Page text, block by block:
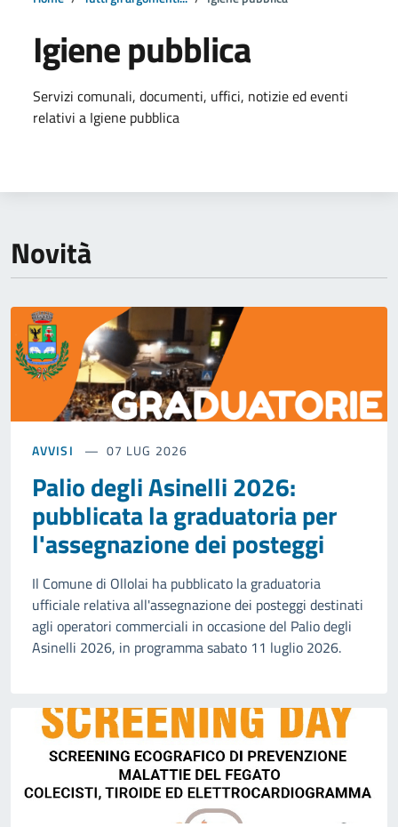
Igiene pubblica
Dettagli della notizia
Servizi comunali, documenti, uffici, notizie ed eventi
relativi a Igiene pubblica
Novità
AVVISI 07 LUG 2026
Palio degli Asinelli 2026:
pubblicata la graduatoria per
l'assegnazione dei posteggi
Il Comune di Ollolai ha pubblicato la graduatoria
ufficiale relativa all'assegnazione dei posteggi destinati
agli operatori commerciali in occasione del Palio degli
Asinelli 2026, in programma sabato 11 luglio 2026.